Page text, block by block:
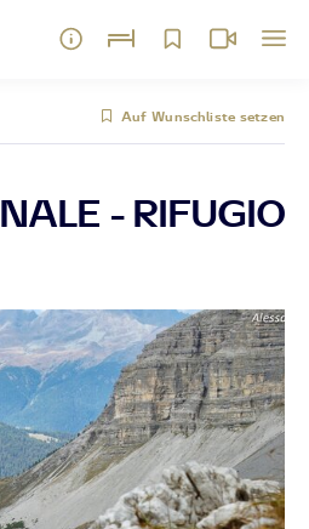
Auf Wunschliste setzen
- RIFUGIO